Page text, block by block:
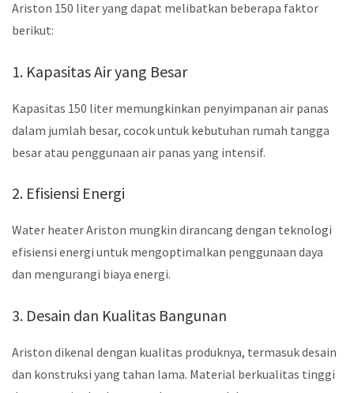
Ariston 150 liter yang dapat melibatkan beberapa faktor
berikut:
1. Kapasitas Air yang Besar
Kapasitas 150 liter memungkinkan penyimpanan air panas
dalam jumlah besar, cocok untuk kebutuhan rumah tangga
besar atau penggunaan air panas yang intensif.
2. Efisiensi Energi
Water heater Ariston mungkin dirancang dengan teknologi
efisiensi energi untuk mengoptimalkan penggunaan daya
dan mengurangi biaya energi.
3. Desain dan Kualitas Bangunan
Ariston dikenal dengan kualitas produknya, termasuk desain
dan konstruksi yang tahan lama. Material berkualitas tinggi